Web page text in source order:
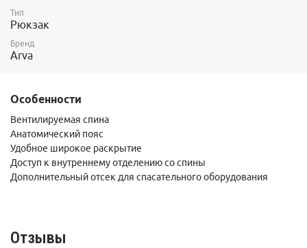
предназначено для маски.
Вентилируемая спина и анатомический пояс добавят комфорта
при любой температуре.
Тип
Рюкзак
Бренд
Arva
Особенности
Вентилируемая спина
Анатомический пояс
Удобное широкое раскрытие
Доступ к внутреннему отделению со спины
Дополнительный отсек для спасательного оборудования
Отзывы